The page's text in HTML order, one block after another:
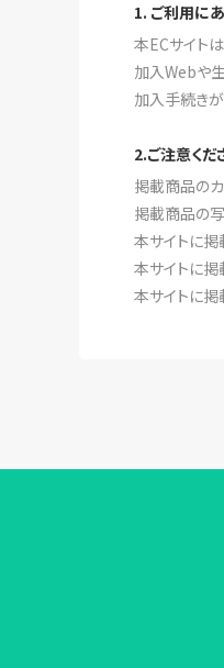
1. ご利用に
本ECサイト
加入Webや
加入手続き
2.ご注意くだ
掲載商品のカ
掲載商品の
本サイトに掲
本サイトに
本サイトに